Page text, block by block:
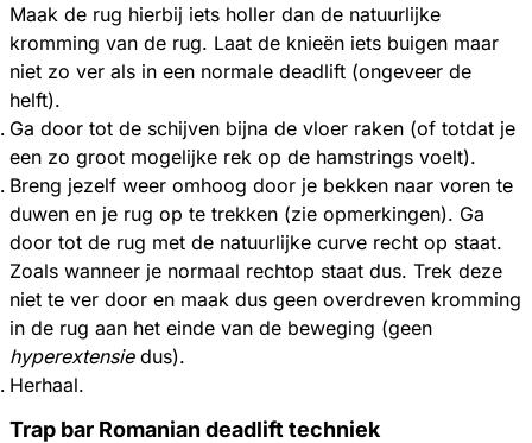
Maak de rug hierbij iets holler dan de natuurlijke
kromming van de rug. Laat de knieën iets buigen maar
niet zo ver als in een normale deadlift (ongeveer de
helft).
Ga door tot de schijven bijna de vloer raken (of totdat je
een zo groot mogelijke rek op de hamstrings voelt).
Breng jezelf weer omhoog door je bekken naar voren te
duwen en je rug op te trekken (zie opmerkingen). Ga
door tot de rug met de natuurlijke curve recht op staat.
Zoals wanneer je normaal rechtop staat dus. Trek deze
niet te ver door en maak dus geen overdreven kromming
in de rug aan het einde van de beweging (geen
hyperextensiedus).
Herhaal.
Trap bar Romanian deadlift techniek